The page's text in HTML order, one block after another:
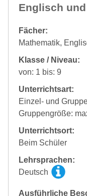
Englisch
Fächer:
Mathematik,
Klasse / Niveau:
von: 1 bis: 9
Unterrichtsart:
Einzel- und
Gruppengröße:
Unterrichtsort:
Beim Schüler
Lehrsprachen:
Deutsch
Ausführliche